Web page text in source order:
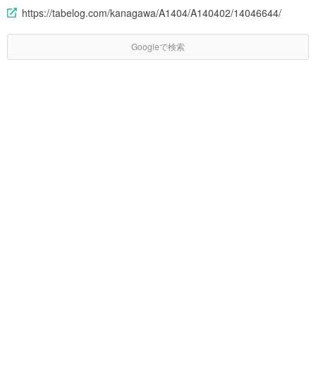
https://tabelog.com/kanagawa/A1404/A140402/14046644/
Googleで検索